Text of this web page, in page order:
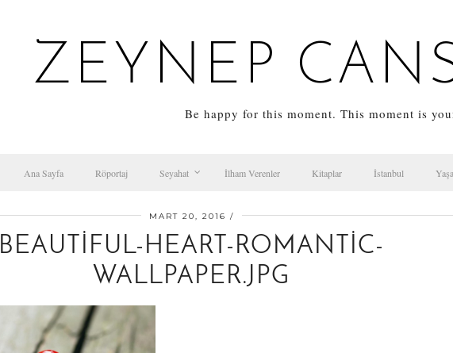
ZEYNEP
Be happy for this moment. This moment is
Ana Sayfa Röportaj Seyahat İlham Verenler Kitaplar İstanbul
MART 20, 2016
BEAUTIFUL-HEART-ROMANTIC-
WALLPAPER.JPG